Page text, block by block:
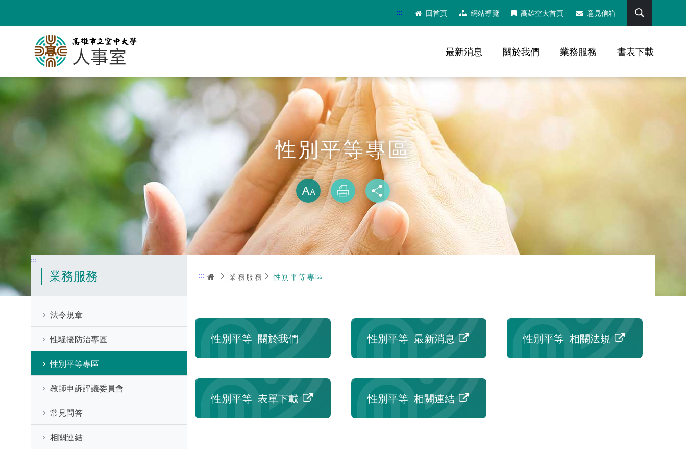
要
::: 回首頁 網站導覽 高雄空大首頁 意見信箱
最新消息 關於我們 業務服務 書表下載
性別平等專區
略過字型切換，社群分享工具列
放大
列印 分享
:::
業務服務
法令規章
性騷擾防治專區
性別平等專區
教師申訴評議委員會
常見問答
相關連結
::: 首頁業務服務 性別平等專區
性別平等_關於我們 性別平等_最新消息 性別平等_相關法規
性別平等_表單下載 性別平等_相關連結